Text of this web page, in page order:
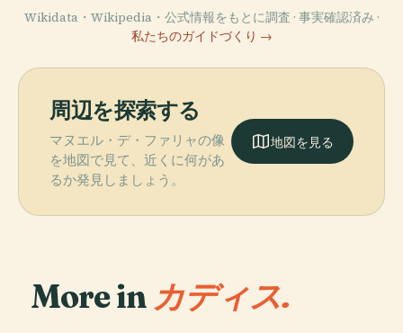
Wikidata・Wikipedia・公式情報をもとに調査 · 事実確認済み ·
私たちのガイドづくり →
周辺を探索する
マヌエル・デ・ファリャの像
を地図で見て、近くに何があ
るか発見しましょう。
地図を見る
More in カディス.